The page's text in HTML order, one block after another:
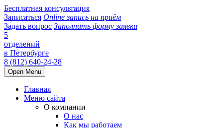
Бесплатная консультация
Записаться Online запись на приём
Задать вопрос Заполнить форму заявки
5
отделений
в Петербурге
8 (812) 640-24-28
Open Menu
Главная
Меню сайта
О компании
О нас
Как мы работаем